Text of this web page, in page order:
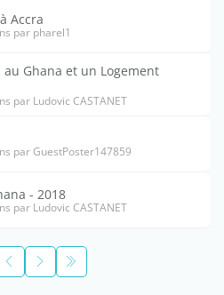
Accra
par pharel1
Ghana et un Logement
par Ludovic CASTANET
par GuestPoster147859
- 2018
par Ludovic CASTANET